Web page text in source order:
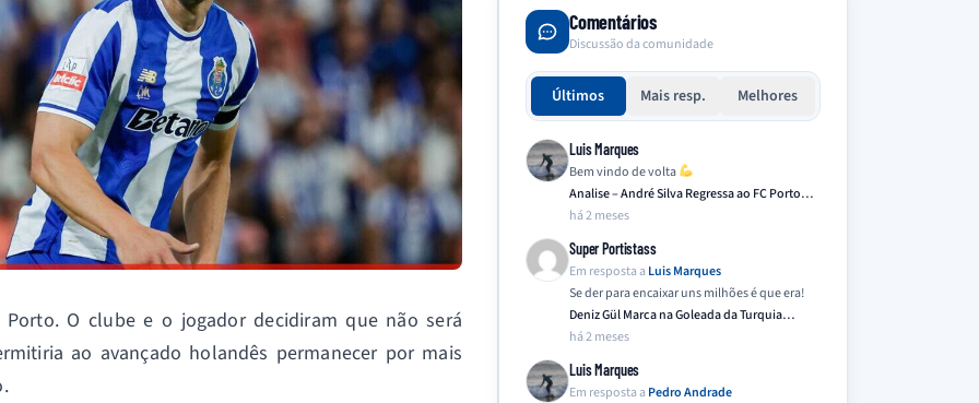
O clube e o jogador decidiram que não será
ao avançado holandês permanecer por mais
Comentários
Discussão da comunidade
Últimos Mais resp. Melhores
Luis Marques
Bem vindo de volta
Analise – André Silva Regressa ao FC Porto…
há 2 meses
Super Portistass
Em resposta a Luis Marques
Se der para encaixar uns milhões é que era!
Deniz Gül Marca na Goleada da Turquia
Frente…
há 2 meses
Luis Marques
Em resposta a Pedro Andrade